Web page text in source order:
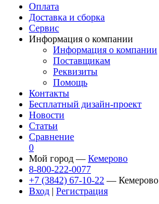
Оплата
Доставка и сборка
Сервис
Информация о компании
Информация о компании
Поставщикам
Реквизиты
Помощь
Контакты
Бесплатный дизайн-проект
Новости
Статьи
Сравнение
0
Мой город — Кемерово
8-800-222-0077
+7 (3842) 67-10-22 — Кемерово
Вход | Регистрация